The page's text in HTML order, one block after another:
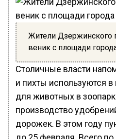
Жители Дзержинского
веник с площади
Столичные власти
и пихты используются в
для животных в
производство
дорожек. В этом году